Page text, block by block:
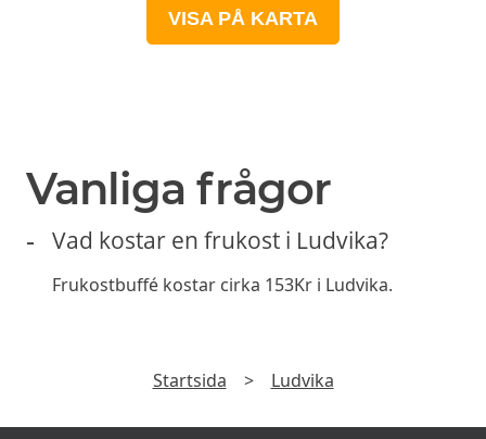
VISA PÅ KARTA
Vanliga frågor
Vad kostar en frukost i Ludvika?
Frukostbuffé kostar cirka 153Kr i Ludvika.
Startsida > Ludvika